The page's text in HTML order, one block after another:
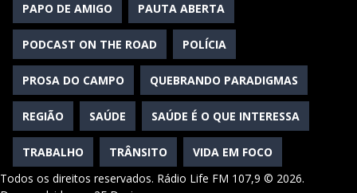
PAPO DE AMIGO PAUTA ABERTA
PODCAST ON THE ROAD POLÍCIA
PROSA DO CAMPO QUEBRANDO PARADIGMAS
REGIÃO SAÚDE SAÚDE É O QUE INTERESSA
TRABALHO TRÂNSITO
VIDA EM FOCO
Todos os direitos reservados. Rádio Life FM 107,9 © 2026.